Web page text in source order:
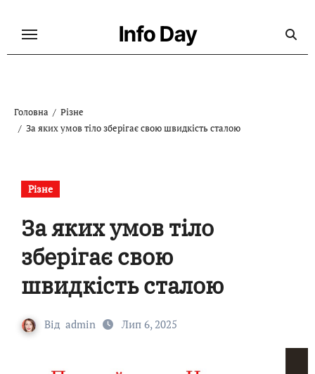
Info Day
Головна
Різне
За яких умов тіло зберігає свою швидкість сталою
Різне
За яких умов тіло
зберігає свою
швидкість сталою
Від admin Лип 6, 2025